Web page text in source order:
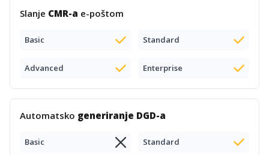
Slanje CMR-a e-poštom
Basic Standard
Advanced Enterprise
Automatsko generiranje DGD-a
Basic Standard